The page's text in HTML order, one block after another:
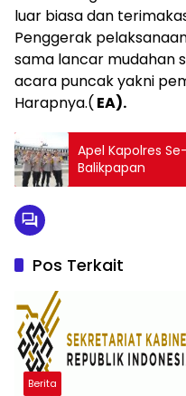
luar biasa dan
Penggerak
sama lancar mudahan
acara puncak yakni
Harapnya.( EA).
Apel Kapolres
Balikpapan
Pos Terkait
Berita